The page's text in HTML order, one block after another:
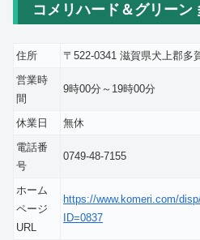
コメリハード＆グリーン
住所 〒522-0341 滋賀県犬上郡多
営業時
間
9時00分～19時00分
休業日
無休
電話番
号
0749-48-7155
ホーム
ページ
URL
https://www.komeri.com/
ID=0837